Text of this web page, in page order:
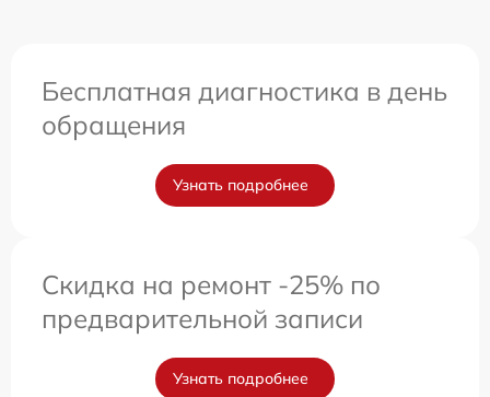
Бесплатная диагностика в день
обращения
Узнать подробнее
Скидка на ремонт -25% по
предварительной записи
Узнать подробнее